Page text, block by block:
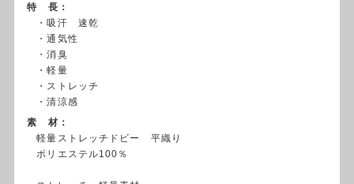
特 長：
・吸汗 速乾
・通気性
・消臭
・軽量
・ストレッチ
・清涼感
素 材：
軽量ストレッチドビー 平織り
ポリエステル100％